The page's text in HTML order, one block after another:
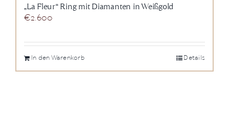
„La Fleur“ Ring mit Diamanten in Weißgold
€2.600
In den Warenkorb Details